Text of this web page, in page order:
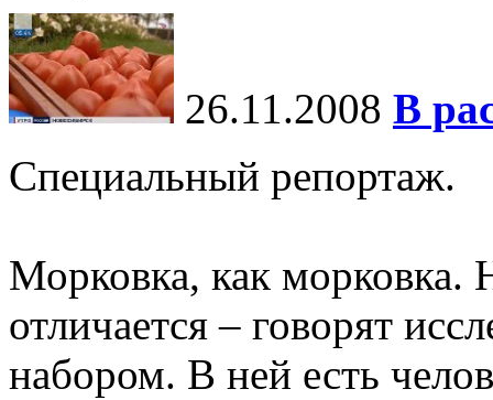
26.11.2008 В
Специальный репортаж.
Морковка, как
отличается – говорят
набором. В ней есть